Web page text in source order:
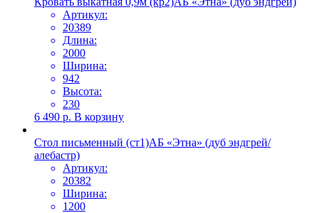
Артикул:
20389
Длина:
2000
Ширина:
942
Высота:
230
6 490 р. В корзину
Стол письменный (ст1)АБ «Этна» (дуб эндгрей/
алебастр)
Артикул:
20382
Ширина:
1200